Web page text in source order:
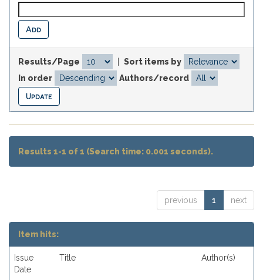
Results/Page
Sort items by
In order
Authors/record
Results 1-1 of 1 (Search time: 0.001 seconds).
previous 1 next
Item hits:
Issue
Date
Title Author(s)